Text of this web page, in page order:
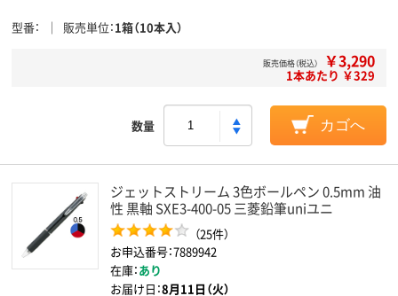
型番 販売単位 1箱（10本入）
販売価格（税込） ￥3,290
1本あたり ￥329
数量 カゴへ
ジェットストリーム 3色ボールペン 0.5mm 油
性 黒軸 SXE3-400-05 三菱鉛筆uniユニ
（25件）
お申込番号：7889942
在庫：あり
お届け日：8月11日（火）